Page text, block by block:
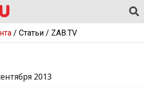
/ Статьи/ ZAB.TV
2013